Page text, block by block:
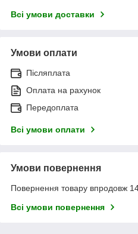
Всі умови доставки
Умови оплати
Післяплата
Оплата на рахунок
Передоплата
Всі умови оплати
Умови повернення
Повернення товару впродовж
Всі умови повернення